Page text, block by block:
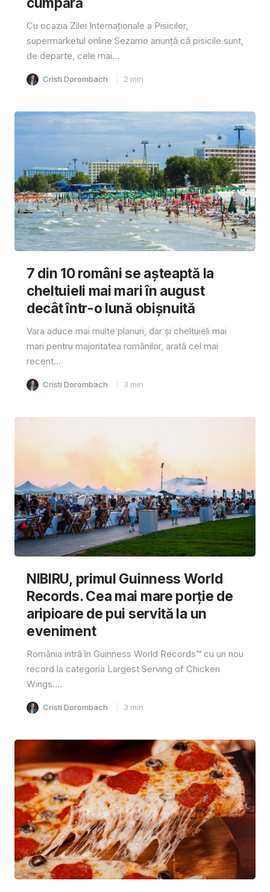
Cu ocazia Zilei Internaționale a Pisicilor,
supermarketul online Sezamo anunță că pisicile sunt,
de departe, cele mai...
Cristi Dorombach 2 min
7 din 10 români se așteaptă la
cheltuieli mai mari în august
decât într-o lună obișnuită
Vara aduce mai multe planuri, dar și cheltuieli mai
mari pentru majoritatea românilor, arată cel mai
recent...
Cristi Dorombach 3 min
NIBIRU, primul Guinness World
Records. Cea mai mare porție de
aripioare de pui servită la un
eveniment
România intră în Guinness World Records™️ cu un nou
record la categoria Largest Serving of Chicken
Wings....
Cristi Dorombach 3 min